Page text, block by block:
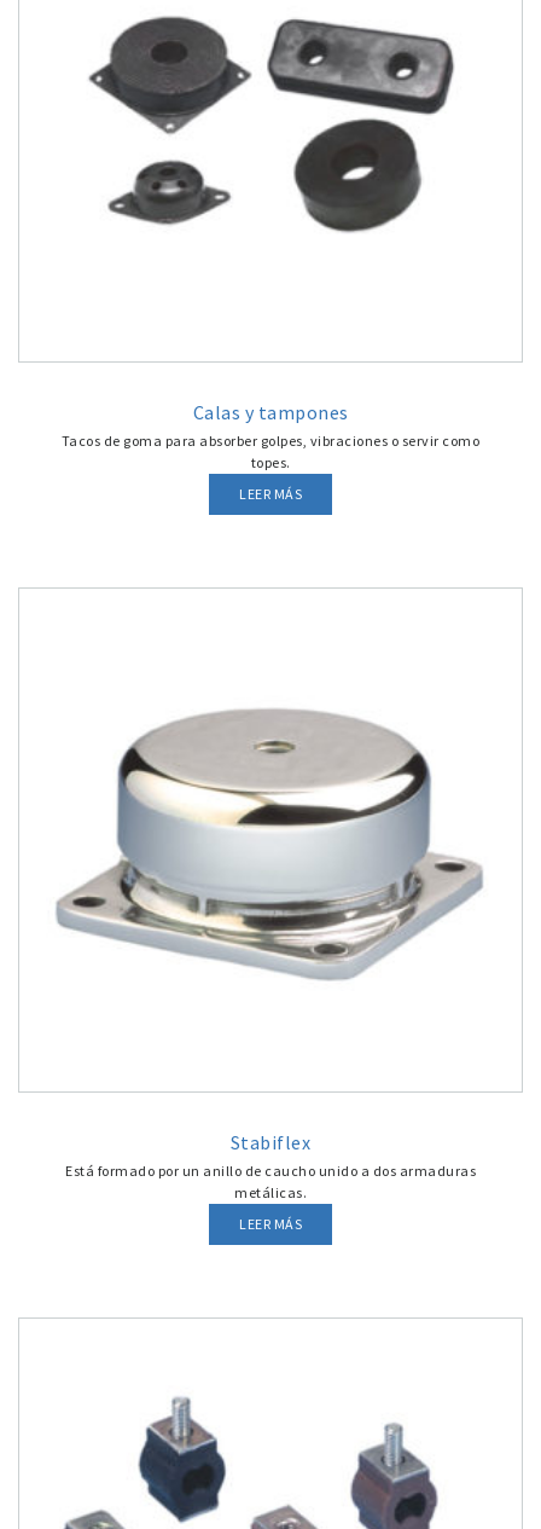
Calas y tampones
Tacos de goma para absorber golpes, vibraciones o servir como
topes.
LEER MÁS
Stabiflex
Está formado por un anillo de caucho unido a dos armaduras
metálicas.
LEER MÁS